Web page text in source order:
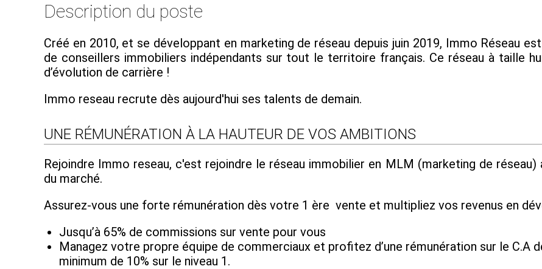
Description du poste
Créé en 2010, et se développant en marketing de réseau depuis juin 2019, Immo Réseau
de conseillers immobiliers indépendants sur tout le territoire français. Ce réseau à taille
d’évolution de carrière !
Immo reseau recrute dès aujourd'hui ses talents de demain.
UNE RÉMUNÉRATION À LA HAUTEUR DE VOS AMBITIONS
Rejoindre Immo reseau, c'est rejoindre le réseau immobilier en MLM (marketing de
du marché.
Assurez-vous une forte rémunération dès votre 1 ère vente et multipliez vos revenus en
Jusqu’à 65% de commissions sur vente pour vous
Managez votre propre équipe de commerciaux et profitez d’une rémunération sur le C.A
minimum de 10% sur le niveau 1.